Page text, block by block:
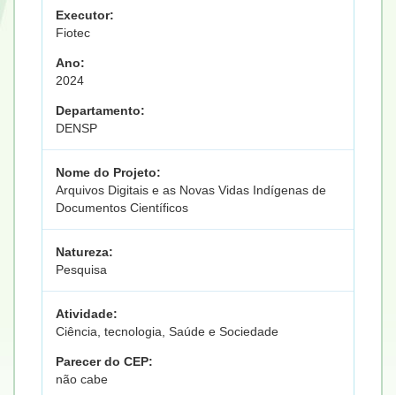
Executor:
Fiotec
Ano:
2024
Departamento:
DENSP
Nome do Projeto:
Arquivos Digitais e as Novas Vidas Indígenas de
Documentos Científicos
Natureza:
Pesquisa
Atividade:
Ciência, tecnologia, Saúde e Sociedade
Parecer do CEP:
não cabe